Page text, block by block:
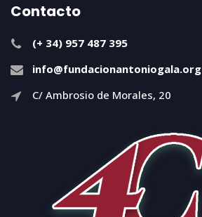
Contacto
(+ 34) 957 487 395
info@fundacionantoniogala.org
C/ Ambrosio de Morales, 20